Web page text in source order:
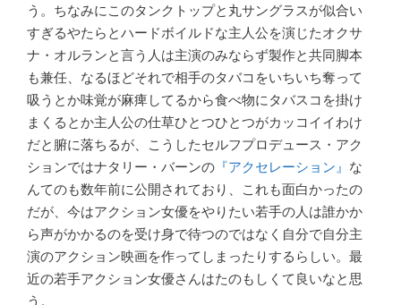
う。ちなみにこのタンクトップと丸サングラスが似合い
すぎるやたらとハードボイルドな主人公を演じたオクサ
ナ・オルランと言う人は主演のみならず製作と共同脚本
も兼任、なるほどそれで相手のタバコをいちいち奪って
吸うとか味覚が麻痺してるから食べ物にタバスコを掛け
まくるとか主人公の仕草ひとつひとつがカッコイイわけ
だと腑に落ちるが、こうしたセルフプロデュース・アク
ションではナタリー・バーンの 『アクセレーション』 な
んてのも数年前に公開されており、これも面白かったの
だが、今はアクション女優をやりたい若手の人は誰かか
ら声がかかるのを受け身で待つのではなく自分で自分主
演のアクション映画を作ってしまったりするらしい。最
近の若手アクション女優さんはたのもしくて良いなと思
う。